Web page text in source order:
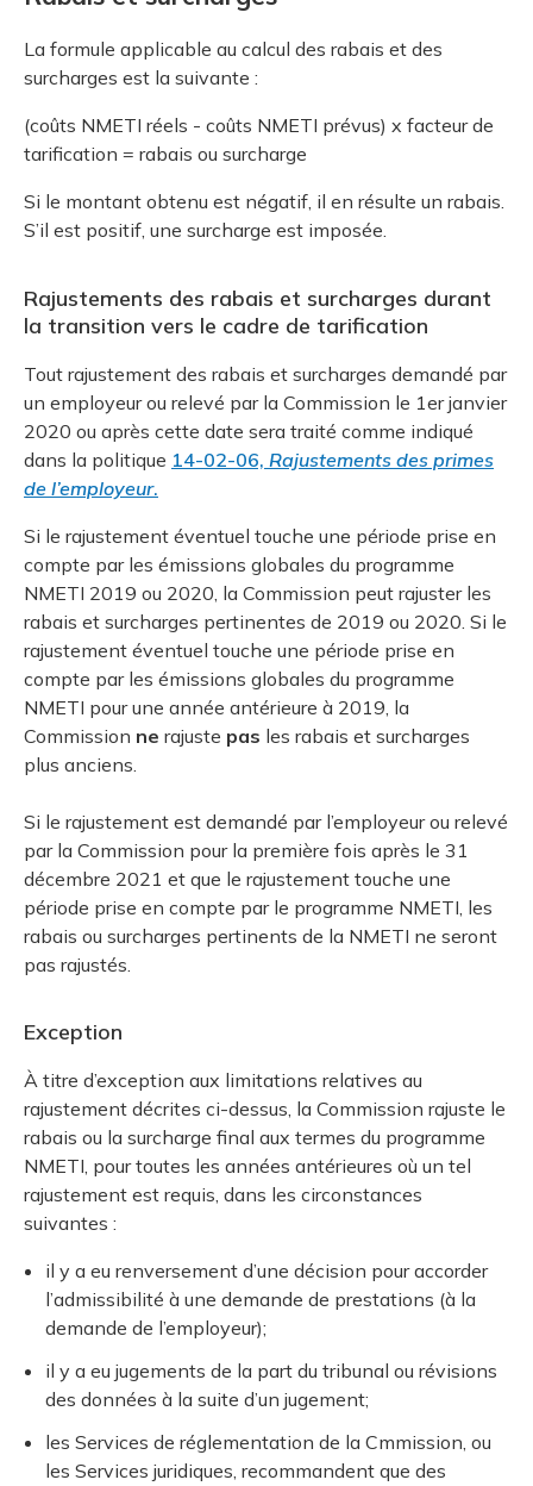
La formule applicable au calcul des rabais et des
surcharges est la suivante :
(coûts NMETI réels - coûts NMETI prévus) x facteur de
tarification = rabais ou surcharge
Si le montant obtenu est négatif, il en résulte un rabais.
S’il est positif, une surcharge est imposée.
Rajustements des rabais et surcharges durant
la transition vers le cadre de tarification
Tout rajustement des rabais et surcharges demandé par
un employeur ou relevé par la Commission le 1er janvier
2020 ou après cette date sera traité comme indiqué
dans la politique 14-02-06, Rajustements des primes
de l’employeur.
Si le rajustement éventuel touche une période prise en
compte par les émissions globales du programme
NMETI 2019 ou 2020, la Commission peut rajuster les
rabais et surcharges pertinentes de 2019 ou 2020. Si le
rajustement éventuel touche une période prise en
compte par les émissions globales du programme
NMETI pour une année antérieure à 2019, la
Commission ne rajuste pas les rabais et surcharges
plus anciens.
Si le rajustement est demandé par l’employeur ou relevé
par la Commission pour la première fois après le 31
décembre 2021 et que le rajustement touche une
période prise en compte par le programme NMETI, les
rabais ou surcharges pertinents de la NMETI ne seront
pas rajustés.
Exception
À titre d’exception aux limitations relatives au
rajustement décrites ci-dessus, la Commission rajuste le
rabais ou la surcharge final aux termes du programme
NMETI, pour toutes les années antérieures où un tel
rajustement est requis, dans les circonstances
suivantes :
il y a eu renversement d’une décision pour accorder
l’admissibilité à une demande de prestations (à la
demande de l’employeur);
il y a eu jugements de la part du tribunal ou révisions
des données à la suite d’un jugement;
les Services de réglementation de la Cmmission, ou
les Services juridiques, recommandent que des